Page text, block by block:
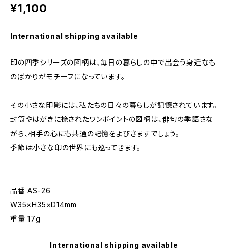
¥1,100
International shipping available
印の四季シリーズの図柄は、毎日の暮らしの中で出会う身近なも
のばかりがモチーフになっています。
その小さな印影には、私たちの日々の暮らしが記憶されています。
封筒やはがきに捺されたワンポイントの図柄は、俳句の季語さな
がら、相手の心にも共通の記憶をよびさますでしょう。
季節は小さな印の世界にも巡ってきます。
品番 AS-26
W35×H35×D14mm
重量 17g
International shipping available